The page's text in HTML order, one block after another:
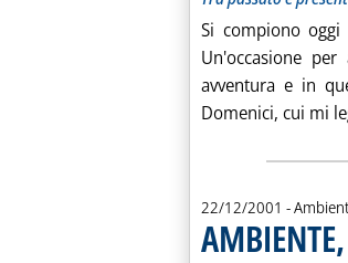
Si compiono
Un'occasione
avventura e in
Domenici, cui mi
22/12/2001 -